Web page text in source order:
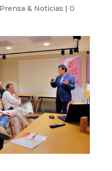
Prensa & Noticias | 0